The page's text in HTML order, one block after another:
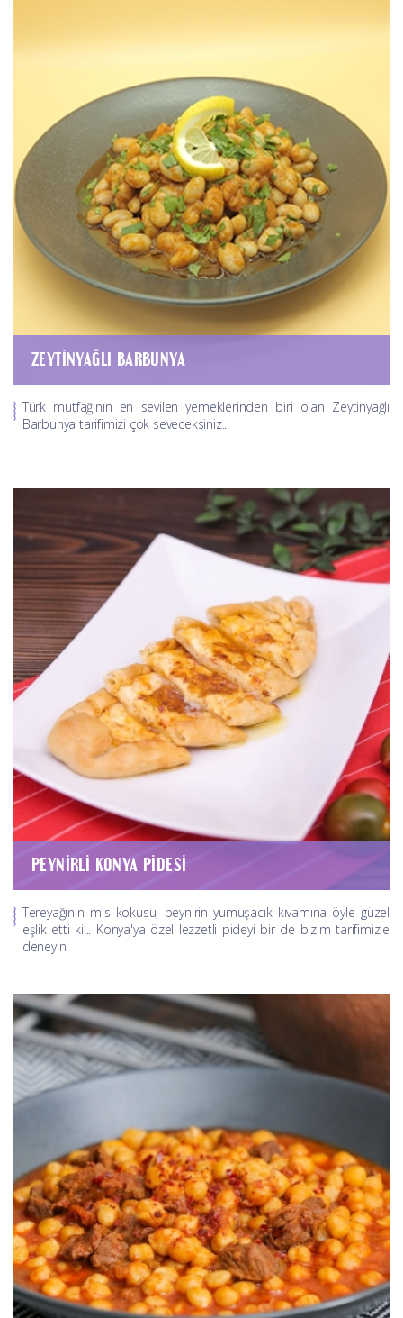
ZEYTINYAĞLI BARBUNYA
Türk mutfağının en sevilen yemeklerinden biri olan Zeytinyağlı
Barbunya tarifimizi çok seveceksiniz...
PEYNIRLI KONYA PIDESI
Tereyağının mis kokusu, peynirin yumuşacık kıvamına öyle güzel
eşlik etti ki... Konya'ya özel lezzetli pideyi bir de bizim tarifimizle
deneyin.